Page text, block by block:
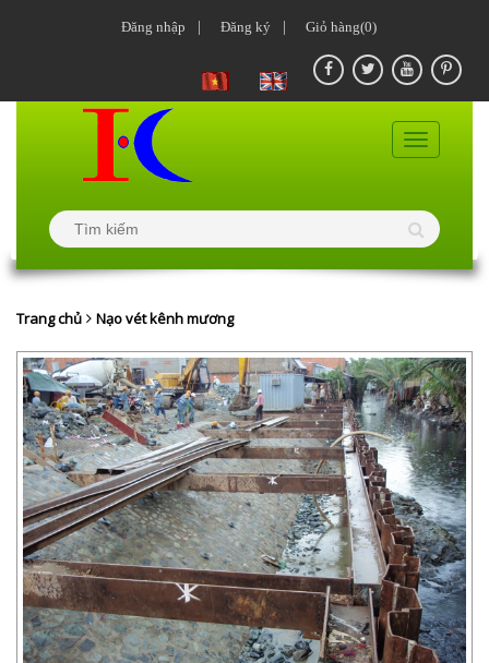
Đăng nhập Đăng ký Giỏ hàng(0)
Trang chủ Nạo vét kênh mương